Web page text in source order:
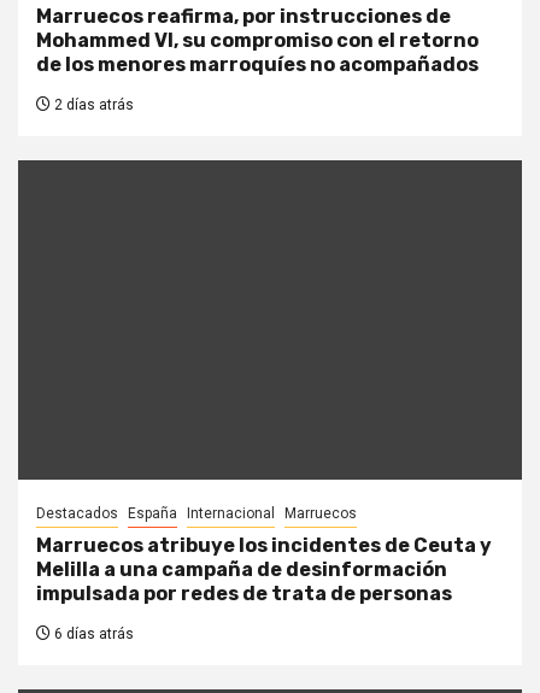
Marruecos reafirma, por instrucciones de
Mohammed VI, su compromiso con el retorno
de los menores marroquíes no acompañados
2 días atrás
Destacados España Internacional Marruecos
Marruecos atribuye los incidentes de Ceuta y
Melilla a una campaña de desinformación
impulsada por redes de trata de personas
6 días atrás